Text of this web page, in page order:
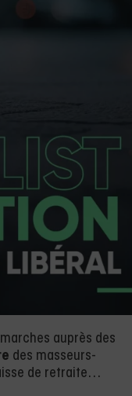
auprès des
des masseurs-
de retraite…